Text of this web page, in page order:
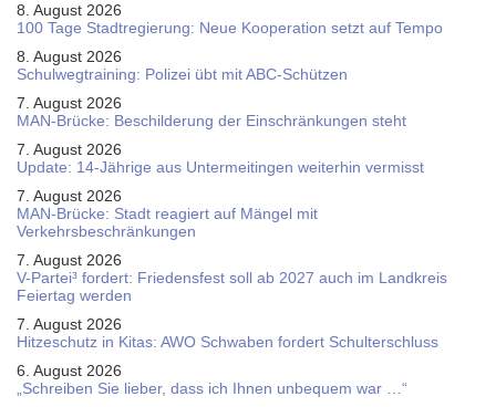
8. August 2026
100 Tage Stadtregierung: Neue Kooperation setzt auf Tempo
8. August 2026
Schul­weg­trai­ning: Poli­zei übt mit ABC-Schüt­zen
7. August 2026
MAN-Brücke: Beschilderung der Einschränkungen steht
7. August 2026
Update: 14-Jährige aus Untermeitingen weiterhin vermisst
7. August 2026
MAN-Brücke: Stadt reagiert auf Mängel mit
Verkehrsbeschränkungen
7. August 2026
V-Partei­³ fordert: Friedens­fest soll ab 2027 auch im Land­kreis
Feier­tag werden
7. August 2026
Hitzeschutz in Kitas: AWO Schwaben fordert Schulterschluss
6. August 2026
„Schreiben Sie lieber, dass ich Ihnen unbequem war …“